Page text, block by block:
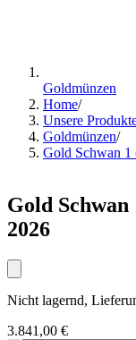
Goldmünzen
Home/
Unsere
Goldmünzen/
Gold Schwan 1
Gold
2026
Nicht lagernd,
3.841,00 €